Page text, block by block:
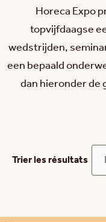
Horeca Expo
topvijfdaagse
wedstrijden,
een bepaald
dan hieronder de
Trier les résultats